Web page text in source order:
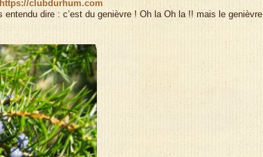
clubdurhum.com
dire : c’est du genièvre ! Oh la Oh la !! mais le genièvre